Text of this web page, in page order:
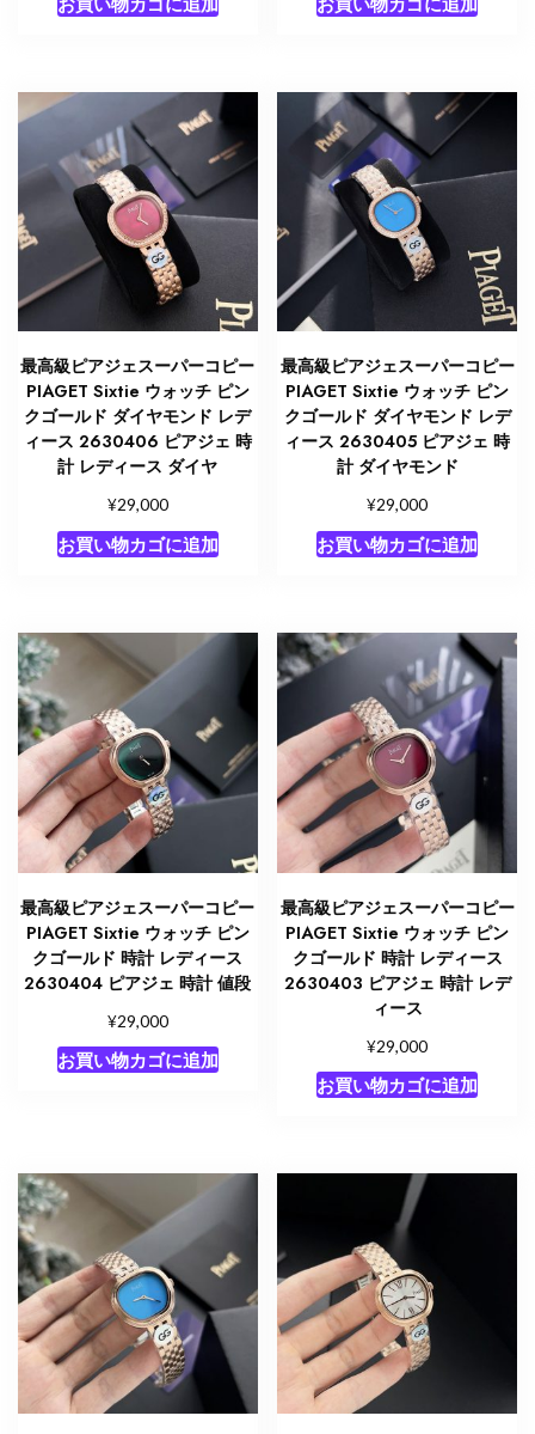
最高級ピアジェスーパーコピー
PIAGET Sixtie ウォッチ ピン
クゴールド ダイヤモンド レデ
ィース 2630406 ピアジェ 時
計 レディース ダイヤ
¥29,000
お買い物カゴに追加
最高級ピアジェスーパーコピー
PIAGET Sixtie ウォッチ ピン
クゴールド ダイヤモンド レデ
ィース 2630405 ピアジェ 時
計 ダイヤモンド
¥29,000
お買い物カゴに追加
最高級ピアジェスーパーコピー
PIAGET Sixtie ウォッチ ピン
クゴールド 時計 レディース
2630404 ピアジェ 時計 値段
¥29,000
お買い物カゴに追加
最高級ピアジェスーパーコピー
PIAGET Sixtie ウォッチ ピン
クゴールド 時計 レディース
2630403 ピアジェ 時計 レデ
ィース
¥29,000
お買い物カゴに追加